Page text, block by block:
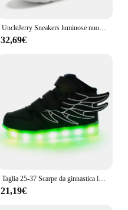
UncleJerry Sneakers luminose nuove scarpe in fibra ottica per donna uomo ragazzi ragazze scarpe ricaricabili USB per regalo di natale
32,69€
Taglia 25-37 Scarpe da ginnastica luminose per bambini per ragazze dei ragazzi Scarpe da ginnastica a led con suola luminosa Scarpe illuminate Scarpe da ginnastica luminose per bambini
21,19€